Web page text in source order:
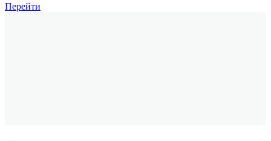
Перейти